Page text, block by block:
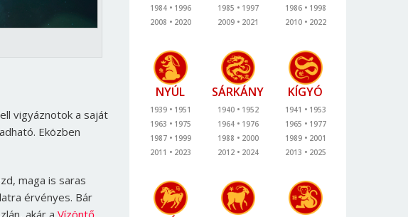
vigyáznotok a saját
Eközben
maga is saras
érvényes. Bár
akár a Vízöntő
1984
1996
2008
2020
1985
1997
2009
2021
1986
1998
2010
2022
NYÚL
1939
1951
1963
1975
1987
1999
2011
2023
SÁRKÁNY
1940
1952
1964
1976
1988
2000
2012
2024
KÍGYÓ
1941
1953
1965
1977
1989
2001
2013
2025